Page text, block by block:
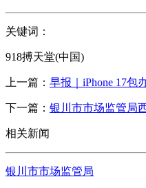
关键词：
918搏天堂(中国)
上一篇： 早报｜iPhone 17包
下一篇： 银川市市场监管局
相关新闻
银川市市场监管局